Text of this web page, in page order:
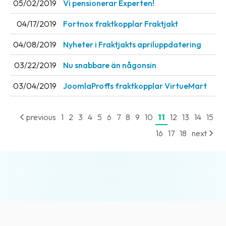
05/02/2019 Vi pensionerar Experten!
04/17/2019 Fortnox fraktkopplar Fraktjakt
04/08/2019 Nyheter i Fraktjakts apriluppdatering
03/22/2019 Nu snabbare än någonsin
03/04/2019 JoomlaProffs fraktkopplar VirtueMart
previous 1 2 3 4 5 6 7 8 9 10 11 12 13 14 15
16 17 18 next